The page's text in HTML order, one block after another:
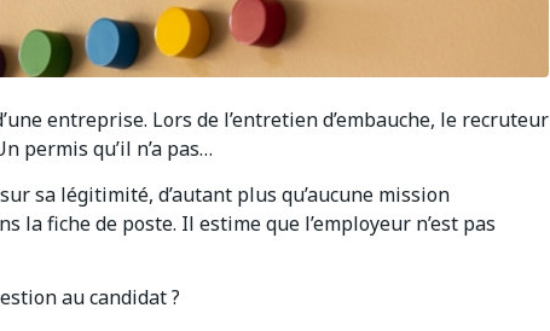
entreprise. Lors de l’entretien d’embauche, le recruteur
permis qu’il n’a pas…
sa légitimité, d’autant plus qu’aucune mission
la fiche de poste. Il estime que l’employeur n’est pas
au candidat ?